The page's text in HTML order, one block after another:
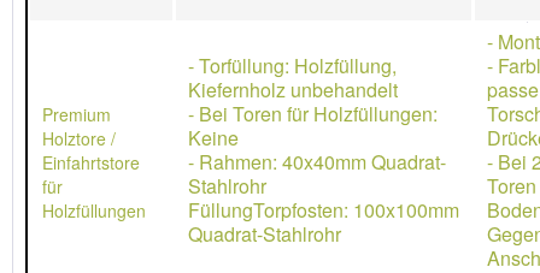
Premium
Holztore /
Einfahrtstore
für
Holzfüllungen
- Torfüllung: Holzfüllung,
Kiefernholz unbehandelt
- Bei Toren für Holzfüllungen:
Keine
- Rahmen: 40x40mm Quadrat-
Stahlrohr
FüllungTorpfosten: 100x100mm
Quadrat-Stahlrohr
-
-
- Bei